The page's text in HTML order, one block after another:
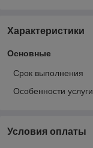
Характеристики
Основные
Срок выполнения
Особенности услуги
Условия оплаты